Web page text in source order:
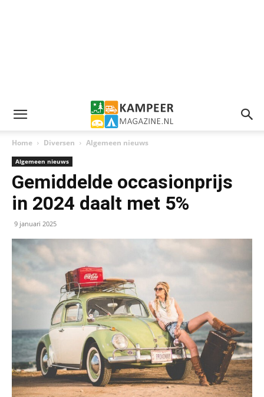
Home Diversen Algemeen nieuws
Algemeen nieuws
Gemiddelde occasionprijs
in 2024 daalt met 5%
9 januari 2025